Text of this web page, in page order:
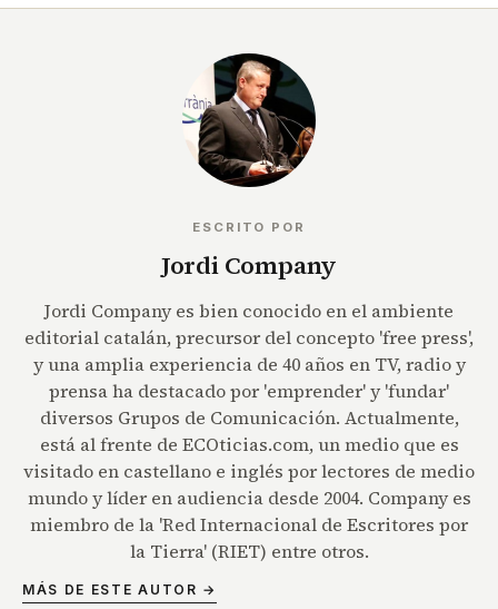
ESCRITO POR
Jordi Company
Jordi Company es bien conocido en el ambiente
editorial catalán, precursor del concepto 'free press',
y una amplia experiencia de 40 años en TV, radio y
prensa ha destacado por 'emprender' y 'fundar'
diversos Grupos de Comunicación. Actualmente,
está al frente de ECOticias.com, un medio que es
visitado en castellano e inglés por lectores de medio
mundo y líder en audiencia desde 2004. Company es
miembro de la 'Red Internacional de Escritores por
la Tierra' (RIET) entre otros.
MÁS DE ESTE AUTOR →